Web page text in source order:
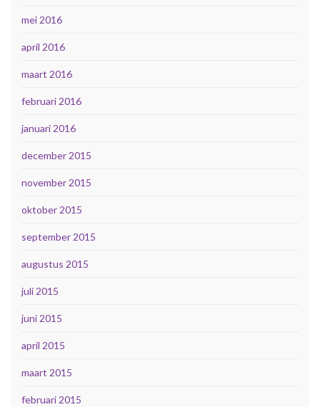
mei 2016
april 2016
maart 2016
februari 2016
januari 2016
december 2015
november 2015
oktober 2015
september 2015
augustus 2015
juli 2015
juni 2015
april 2015
maart 2015
februari 2015